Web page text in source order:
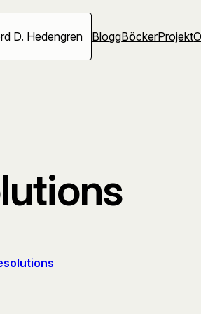
D. Hedengren BloggBöckerProjekt